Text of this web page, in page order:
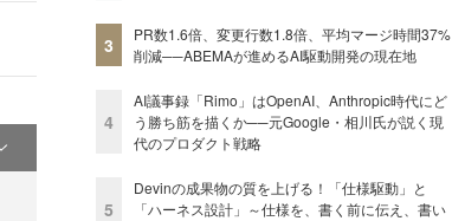
3
PR数1.6倍、変更行数1.8倍、平均マージ時間37%
削減──ABEMAが進めるAI駆動開発の現在地
4
AI議事録「Rimo」はOpenAI、Anthropic時代にど
う勝ち筋を描くか──元Google・相川氏が説く現
代のプロダクト戦略
5
Devinの成果物の質を上げる！「仕様駆動」と
「ハーネス設計」～仕様を、書く前に伝え、書い